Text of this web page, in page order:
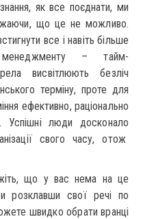
як все поєднати, ми
що це не можливо.
все і навіть більше
менеджменту – тайм-
висвітлюють безліч
терміну, проте для
ефективно, раціонально
Успішні люди досконало
свого часу, отож
що у вас нема на це
розклавши свої речі по
швидко обрати вранці